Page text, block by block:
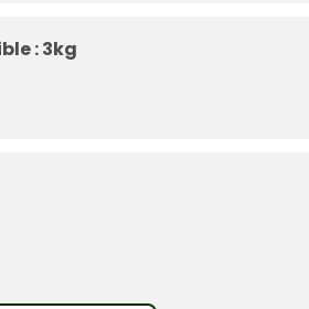
: 3kg